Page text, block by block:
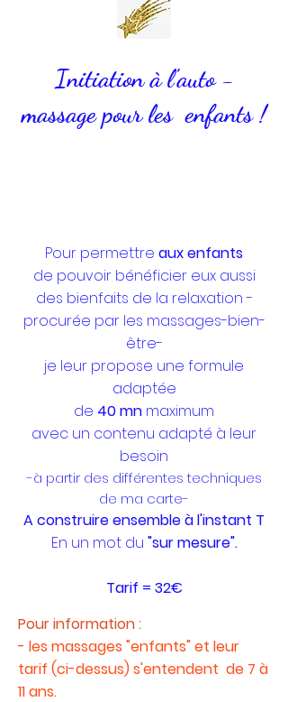
Initiation à l'auto -
massage pour les enfants !
Pour permettre aux enfants
de pouvoir bénéficier eux aussi
des bienfaits de la relaxation -
procurée par les massages-bien-
être-
je leur propose une formule
adaptée
de 40 mn maximum
avec un contenu adapté à leur
besoin
-à partir des différentes techniques
de ma carte-
A construire ensemble à l'instant T
En un mot du "sur mesure".
Tarif = 32€
Pour information :
- les massages "enfants" et leur
tarif (ci-dessus) s'entendent de 7 à
11 ans.